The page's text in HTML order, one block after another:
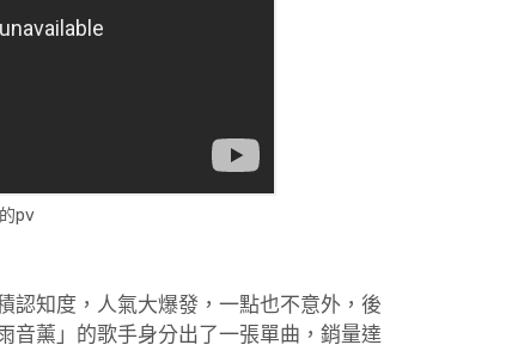
pv
認知度，人氣大爆發，一點也不意外，後
音薰」的歌手身分出了一張單曲，銷量達